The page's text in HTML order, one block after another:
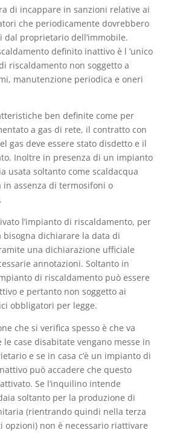
di incappare in sanzioni relative ai
che periodicamente dovrebbero
dal proprietario dell’immobile.
definito inattivo è l ’unico
riscaldamento non soggetto a
manutenzione periodica e oneri
ben definite come per
a gas di rete, il contratto con
gas deve essere stato disdetto e il
Inoltre in presenza di un impianto
usata soltanto come scaldacqua
assenza di termosifoni o
l’impianto di riscaldamento, per
bisogna dichiarare la data di
una dichiarazione ufficiale
annotazioni. Soltanto in
di riscaldamento può essere
e pertanto non soggetto ai
obbligatori per legge.
che si verifica spesso è che va
le case disabitate vengano messe in
e se in casa c’è un impianto di
può accadere che questo
Se l’inquilino intende
soltanto per la produzione di
(rientrando quindi nella terza
opzioni) non è necessario riattivare